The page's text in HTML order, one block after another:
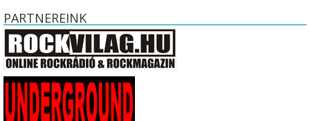
PARTNEREINK